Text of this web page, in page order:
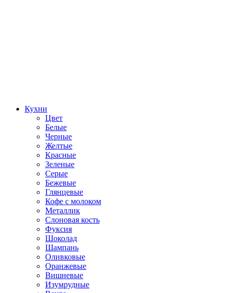
Кухни
Цвет
Белые
Черные
Желтые
Красные
Зеленые
Серые
Бежевые
Глянцевые
Кофе с молоком
Металлик
Слоновая кость
Фуксия
Шоколад
Шампань
Оливковые
Оранжевые
Вишневые
Изумрудные